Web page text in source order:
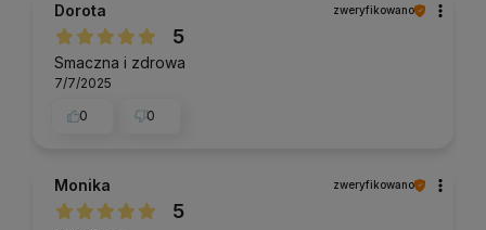
Dorota zweryfikowano
5
Smaczna i zdrowa
7/7/2025
0
0
Monika zweryfikowano
5